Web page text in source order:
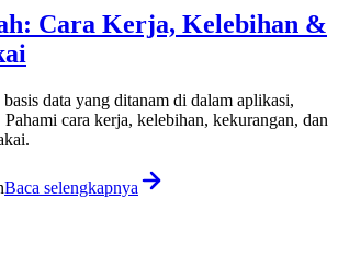
Cara Kerja, Kelebihan &
data yang ditanam di dalam aplikasi,
Pahami cara kerja, kelebihan, kekurangan, dan
Baca selengkapnya